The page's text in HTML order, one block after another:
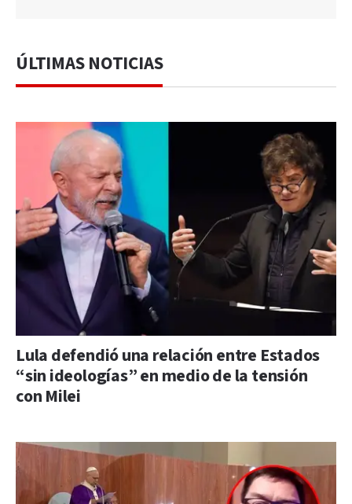
ÚLTIMAS NOTICIAS
Lula defendió una relación entre Estados
“sin ideologías” en medio de la tensión
con Milei